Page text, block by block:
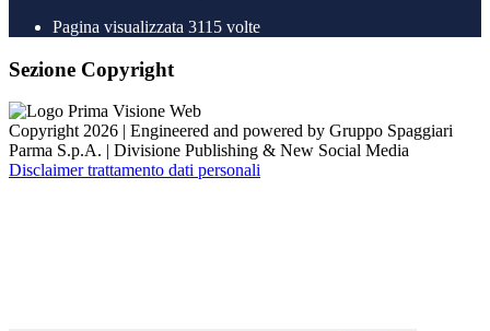
Pagina visualizzata 3115 volte
Sezione Copyright
Copyright 2026 | Engineered and powered by Gruppo Spaggiari
Parma S.p.A. | Divisione Publishing & New Social Media
Disclaimer trattamento dati personali